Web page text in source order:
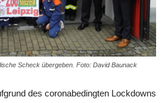
Scheck übergeben. Foto: David Baunack
des coronabedingten Lockdowns